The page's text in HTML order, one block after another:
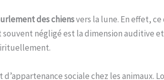
des chiensvers la lune. En effet,
négligé est la dimension auditive
sociale chez les